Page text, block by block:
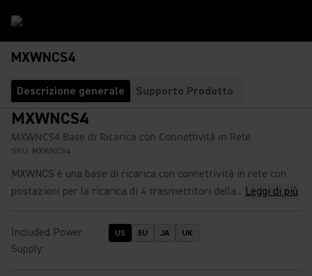
MXWNCS4
Descrizione generale Supporto Prodotto
MXWNCS4
MXWNCS4 Base di Ricarica con Connettività in Rete
SKU: MXWNCS4
MXWNCS è una base di ricarica con connettività in rete con
postazioni per la ricarica di 4 trasmettitori della... Leggi di più
Included Power
Supply:
US EU JA UK